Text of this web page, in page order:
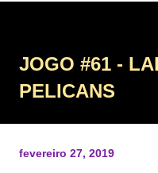
JOGO #61 -
PELICANS
fevereiro 27, 2019